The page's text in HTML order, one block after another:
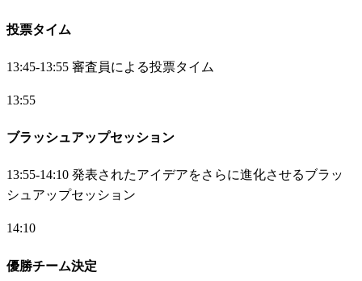
投票タイム
13:45-13:55 審査員による投票タイム
13:55
ブラッシュアップセッション
13:55-14:10 発表されたアイデアをさらに進化させるブラッ
シュアップセッション
14:10
優勝チーム決定